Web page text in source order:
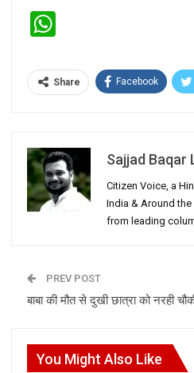
Share Facebook
Sajjad Baqar
Citizen Voice, a
India & Around
from leading
PREV POST
बाबा की मौत से दुखी छात्रा को नरही
You Might Also Like